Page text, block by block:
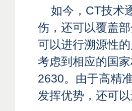
如今，CT技术
伤，还可以覆盖
可以进行溯源性
考虑到相应的国
2630。由于高精
发挥优势，还可